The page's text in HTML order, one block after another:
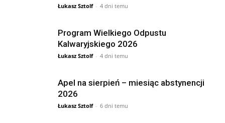
Łukasz Sztolf - 4 dni temu
Program Wielkiego Odpustu
Kalwaryjskiego 2026
Łukasz Sztolf - 4 dni temu
Apel na sierpień – miesiąc abstynencji
2026
Łukasz Sztolf - 6 dni temu